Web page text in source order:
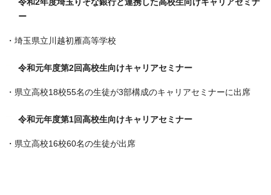
ー
・埼玉県立川越初雁高等学校
令和元年度第2回高校生向けキャリアセミナー
・県立高校18校55名の生徒が3部構成のキャリアセミナーに出席
令和元年度第1回高校生向けキャリアセミナー
・県立高校16校60名の生徒が出席